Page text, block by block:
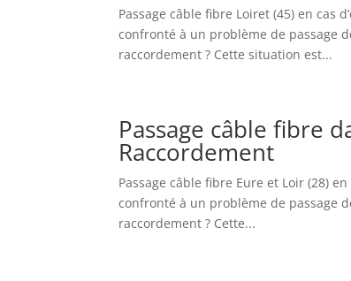
Passage câble fibre Loiret (45) en cas
confronté à un problème de passage
raccordement ? Cette situation est...
Passage câble fibre
Raccordement
Passage câble fibre Eure et Loir (28)
confronté à un problème de passage
raccordement ? Cette...